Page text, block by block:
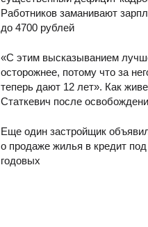
Работников заманивают
до 4700 рублей
«С этим высказыванием
осторожнее, потому что за
теперь дают 12 лет». Как
Статкевич после
Еще один застройщик
о продаже жилья в кредит
годовых